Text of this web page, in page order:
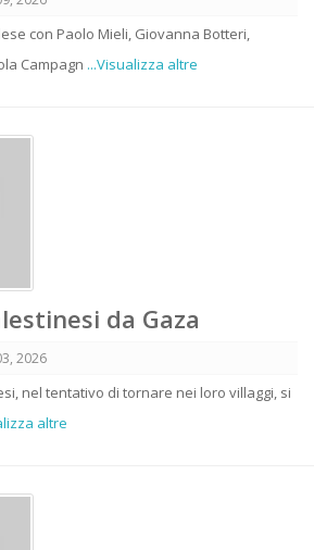
con Paolo Mieli, Giovanna Botteri,
Campagn ...Visualizza altre
da Gaza
2026
nel tentativo di tornare nei loro villaggi, si
altre